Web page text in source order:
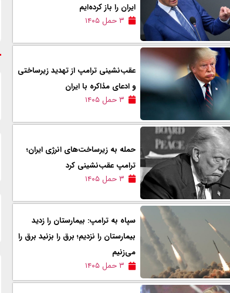
ایران را باز کرده‌ایم
۳ حمل ۱۴۰۵
عقب‌نشینی ترامپ از تهدید زیرساختی
و ادعای مذاکره با ایران
۳ حمل ۱۴۰۵
حمله‌ به زیرساخت‌های انرژی ایران؛
ترامپ عقب‌نشینی کرد
۳ حمل ۱۴۰۵
سپاه به ترامپ: بیمارستان را زدید
بیمارستان را نزدیم؛ برق را بزنید برق را
می‌زنیم
۳ حمل ۱۴۰۵